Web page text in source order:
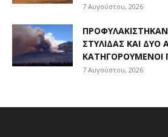
7 Αυγούστου, 2026
ΣΤΥΛΊΔΑΣ ΚΑΙ ΔΎΟ
ΚΑΤΗΓΟΡΟΎΜΕΝΟΙ
7 Αυγούστου, 2026